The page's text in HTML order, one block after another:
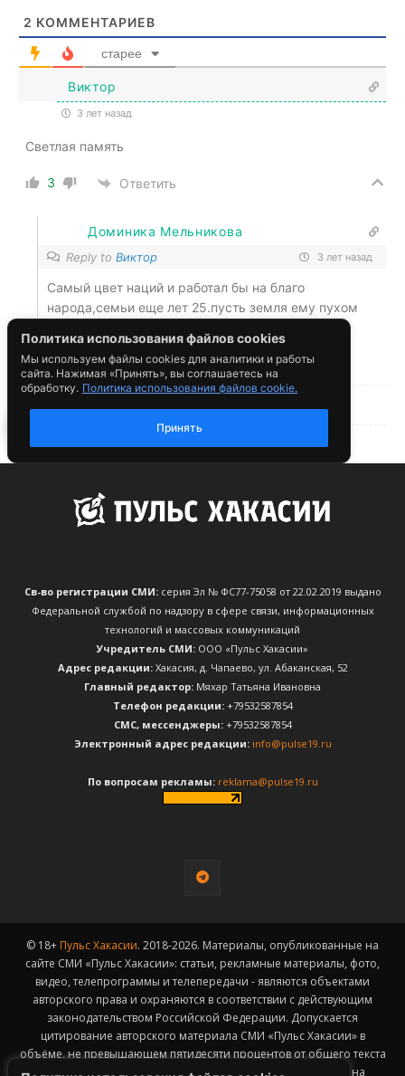
Св-во регистрации СМИ:серия Эл № ФС77-75058 от 22.02.2019 выдано
Федеральной службой по надзору в сфере связи, информационных
технологий и массовых коммуникаций
Учредитель СМИ: ООО «Пульс Хакасии»
Адрес редакции:Хакасия, д. Чапаево, ул. Абаканская, 52
Главный редактор: Мяхар Татьяна Ивановна
Телефон редакции:+79532587854
CМС, мессенджеры:+79532587854
Электронный адрес редакции: info@pulse19.ru
По вопросам рекламы: reklama@pulse19.ru
© 18+ Пульс Хакасии. 2018-2026. Материалы, опубликованные на
сайте СМИ «Пульс Хакасии»: статьи, рекламные материалы, фото,
видео, телепрограммы и телепередачи - являются объектами
авторского права и охраняются в соответствии с действующим
законодательством Российской Федерации. Допускается
цитирование авторского материала СМИ «Пульс Хакасии» в
объёме, не превышающем пятидесяти процентов от общего текста
публикации с обязательным размещением гиперссылки на